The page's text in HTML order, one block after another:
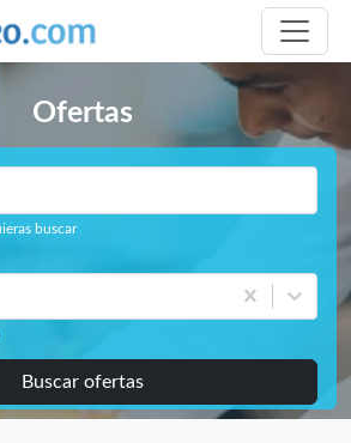
Ofertas
buscar
Buscar ofertas